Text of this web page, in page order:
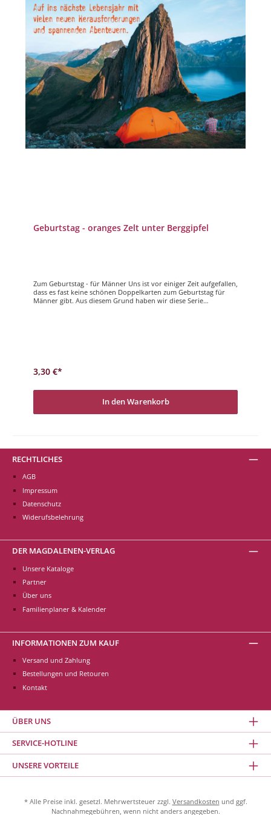
Geburtstag - oranges Zelt unter Berggipfel
Zum Geburtstag - für Männer Uns ist vor einiger Zeit aufgefallen,
dass es fast keine schönen Doppelkarten zum Geburtstag für
Männer gibt. Aus diesem Grund haben wir diese Serie
und Verschenken.Auf ins nächste Lebensjahr mit vielen neuen
Herausforderungen und spannenden Abenteuern.
3,30 €*
In den Warenkorb
RECHTLICHES
AGB
Impressum
Datenschutz
Widerufsbelehrung
DER MAGDALENEN-VERLAG
Unsere Kataloge
Partner
Über uns
Familienplaner & Kalender
INFORMATIONEN ZUM KAUF
Versand und Zahlung
Bestellungen und Retouren
Kontakt
ÜBER UNS
SERVICE-HOTLINE
UNSERE VORTEILE
* Alle Preise inkl. gesetzl. Mehrwertsteuer zzgl. Versandkosten und ggf.
Nachnahmegebühren, wenn nicht anders angegeben.